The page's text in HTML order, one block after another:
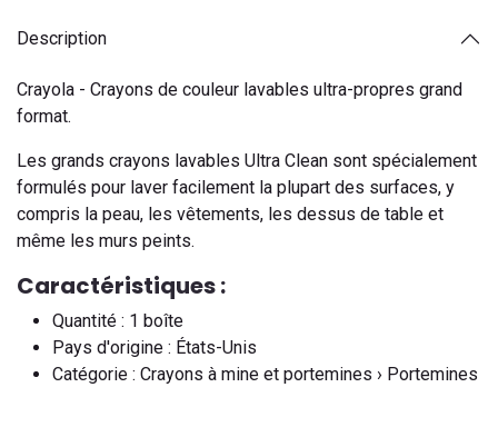
Description
Crayola - Crayons de couleur lavables ultra-propres grand
format.
Les grands crayons lavables Ultra Clean sont spécialement
formulés pour laver facilement la plupart des surfaces, y
compris la peau, les vêtements, les dessus de table et
même les murs peints.
Caractéristiques :
Quantité : 1 boîte
Pays d'origine : États-Unis
Catégorie : Crayons à mine et portemines › Portemines